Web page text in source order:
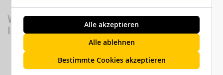
Wir haben andere Produkte gefunden, die
Ihnen gefallen könnten!Alle akzeptieren
Alle ablehnen
Bestimmte Cookies akzeptieren